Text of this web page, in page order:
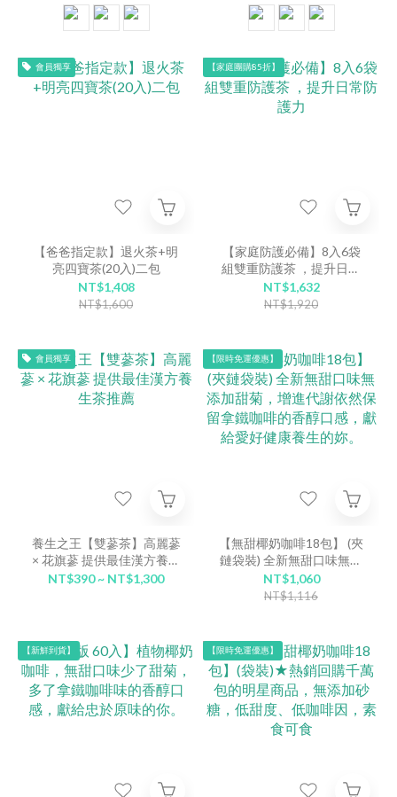
會員獨享
【爸爸指定款】退火茶+明
亮四寶茶(20入)二包
NT$1,408
NT$1,600
【家庭團購85折】
【家庭防護必備】8入6袋
組雙重防護茶 ，提升日常
防護力
NT$1,632
NT$1,920
會員獨享
養生之王【雙蔘茶】高麗蔘
× 花旗蔘 提供最佳漢方養生
茶推薦
NT$390 ~ NT$1,300
【限時免運優惠】
【無甜椰奶咖啡18包】 (夾
鏈袋裝) 全新無甜口味無添
加甜菊，增進代謝依然保留
拿鐵咖啡的香醇口感，獻給
NT$1,060
NT$1,116
【新鮮到貨】 【限時免運優惠】